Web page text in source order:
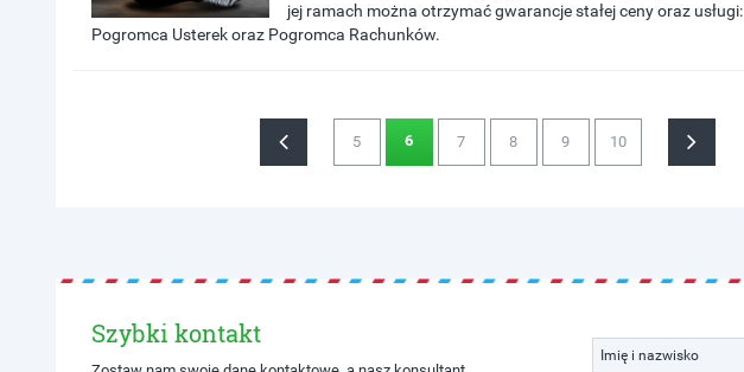
jej ramach można otrzymać gwarancje stałej ceny oraz usługi:
Pogromca Usterek oraz Pogromca Rachunków.
5 6 7 8 9 10
Szybki kontakt